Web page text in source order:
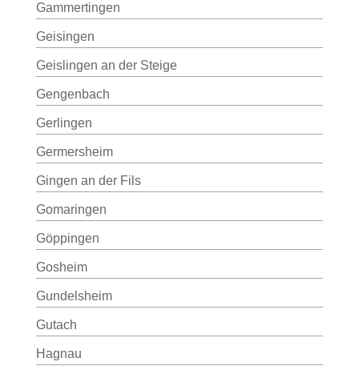
Gammertingen
Geisingen
Geislingen an der Steige
Gengenbach
Gerlingen
Germersheim
Gingen an der Fils
Gomaringen
Göppingen
Gosheim
Gundelsheim
Gutach
Hagnau